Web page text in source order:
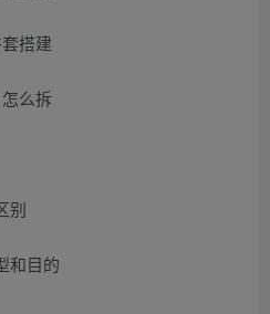
搭建
么拆
别
和目的